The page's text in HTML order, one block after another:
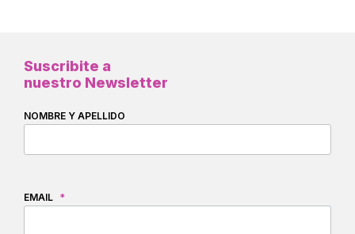
Suscribite a
nuestro Newsletter
NOMBRE Y APELLIDO
EMAIL *